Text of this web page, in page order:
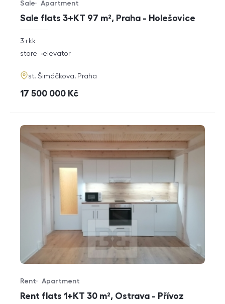
Sale flats 3+KT 97 m², Praha - Holešovice
Offer type
Sale
Property type
Apartment
rozměry
disposition
3+kk
funkce
store elevator
adresa
st. Šimáčkova, Praha
cena
17 500 000 Kč
Rent flats 1+KT 30 m², Ostrava - Přívoz
Offer type
Rent
Property type
Apartment